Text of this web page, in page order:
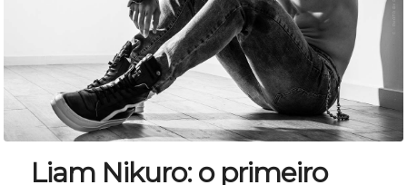
Liam Nikuro: o primeiro